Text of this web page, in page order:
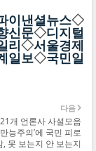
이낸셜뉴스◇
신문◇디지털
리◇서울경제
일보◇국민일
다음
개 언론사 사설모음
능주의’에 국민 피로
, 못 보는지 안 보는지